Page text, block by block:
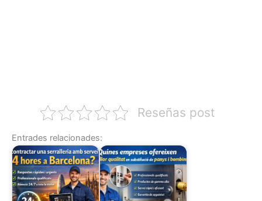
Reseñas post
Entrades relacionades: